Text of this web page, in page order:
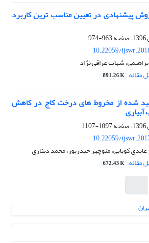
پیشنهادی در تعیین مناسب ترین کاربرد
963-974
10.22059/
شهاب عراقی نژاد
مقاله 891.26 K
شده از مخروط های درخت کاج در کاهش
1097-1107
10.22059/
کوپایی، منوچهر حیدرپور، محمد دیناری
مقاله 672.43 K